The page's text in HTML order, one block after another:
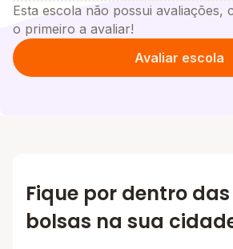
Esta escola não possui avaliações,
o primeiro a avaliar!
Avaliar escola
Fique por dentro
bolsas na sua